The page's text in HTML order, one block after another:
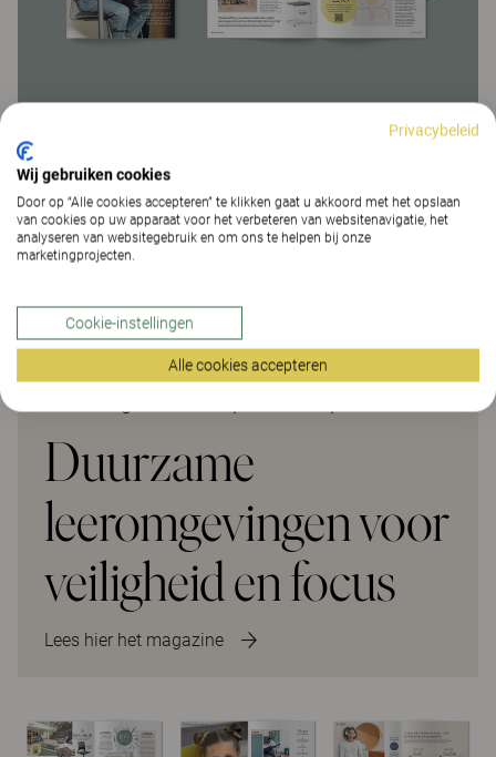
In dit magazine delen we kennis en inzichten
over hoe de omgeving het dagelijks leven van
onderwerpen en ontmoet experts uit
verschillende vakgebieden. Je ontdekt hoe we
samen duurzame omgevingen kunnen creëren
Duurzame
leeromgevingen voor
veiligheid en focus
Lees hier het magazine
Privacybeleid
Wij gebruiken cookies
Door op “Alle cookies accepteren” te klikken gaat u akkoord met het opslaan
van cookies op uw apparaat voor het verbeteren van websitenavigatie, het
analyseren van websitegebruik en om ons te helpen bij onze
marketingprojecten.
Cookie-instellingen
Alle cookies accepteren